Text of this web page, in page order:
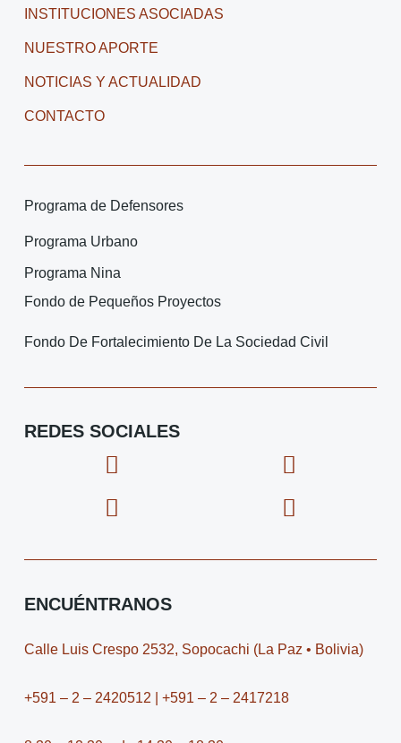
INSTITUCIONES ASOCIADAS
NUESTRO APORTE
NOTICIAS Y ACTUALIDAD
CONTACTO
Programa de Defensores
Programa Urbano
Programa Nina
Fondo de Pequeños Proyectos
Fondo De Fortalecimiento De La Sociedad Civil
REDES SOCIALES
F
c
b
o
X
t
i
r
I
o
-
n
t
g
I
o
-
t
b
ENCUÉNTRANOS
Calle Luis Crespo 2532, Sopocachi (La Paz • Bolivia)
+591 – 2 – 2420512 | +591 – 2 – 2417218